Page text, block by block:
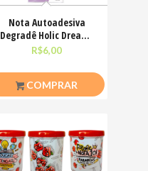
Nota Autoadesiva
Degradê Holic Dreamy
C/3 Blocos X100 Fls
R$6,00
COMPRAR